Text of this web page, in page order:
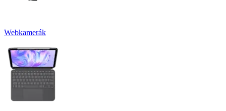
Webkamerák